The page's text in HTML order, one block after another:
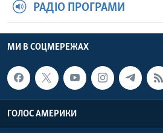
РАДІО ПРОГРАМИ
МИ В СОЦМЕРЕЖАХ
ГОЛОС АМЕРИКИ